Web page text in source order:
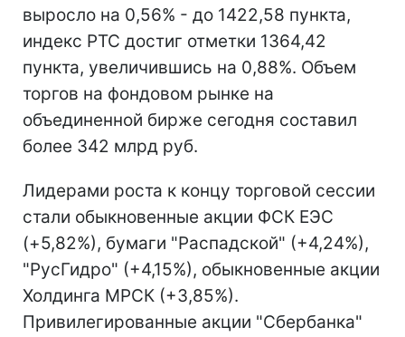
выросло на 0,56% - до 1422,58 пункта,
индекс РТС достиг отметки 1364,42
пункта, увеличившись на 0,88%. Объем
торгов на фондовом рынке на
объединенной бирже сегодня составил
более 342 млрд руб.
Лидерами роста к концу торговой сессии
стали обыкновенные акции ФСК ЕЭС
(+5,82%), бумаги "Распадской" (+4,24%),
"РусГидро" (+4,15%), обыкновенные акции
Холдинга МРСК (+3,85%).
Привилегированные акции "Сбербанка"